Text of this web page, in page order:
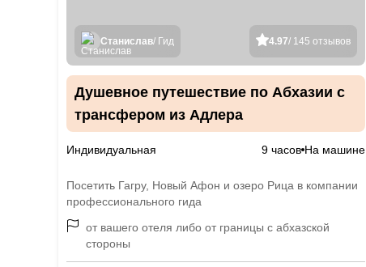
4.97/ 145 отзывов
Станислав/ Гид
Душевное путешествие по Абхазии с
трансфером из Адлера
Индивидуальная 9 часов На машине
Посетить Гагру, Новый Афон и озеро Рица в компании
профессионального гида
от вашего отеля либо от границы с абхазской
стороны